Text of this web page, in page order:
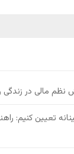
تعیین کنیم: